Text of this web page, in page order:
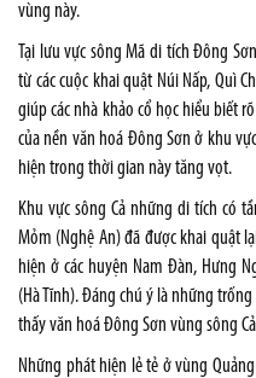
vùng này.
Tại lưu vực sông Mã di tích Đông
từ các cuộc khai quật Núi Nấp, Quì
giúp các nhà khảo cổ học hiểu biết
của nền văn hoá Đông Sơn ở khu
hiện trong thời gian này tăng vọt.
Khu vực sông Cả những di tích có
Mỏm (Nghệ An) đã được khai quật
hiện ở các huyện Nam Đàn, Hưng
(Hà Tĩnh). Đáng chú ý là những
thấy văn hoá Đông Sơn vùng sông
Những phát hiện lẻ tẻ ở vùng